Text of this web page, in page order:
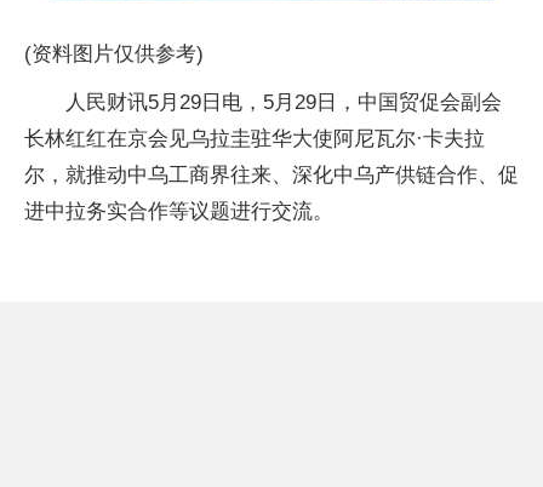
(资料图片仅供参考)
人民财讯5月29日电，5月29日，中国贸促会副会
长林红红在京会见乌拉圭驻华大使阿尼瓦尔·卡夫拉
尔，就推动中乌工商界往来、深化中乌产供链合作、促
进中拉务实合作等议题进行交流。